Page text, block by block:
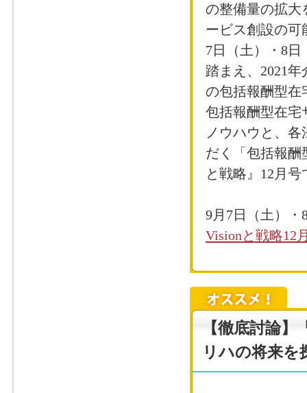
の整備量の拡大
ービス創設の可
7日（土）・8
踏まえ、2021
の包括報酬型在
包括報酬型在宅
ノウハウと、
だく「包括報酬
と戦略』12月
9月7日（土）
Visionと戦略12
【徹底討論
リハの将来を